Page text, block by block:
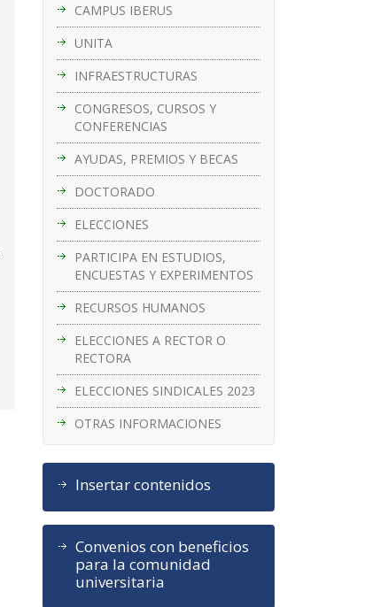
CAMPUS IBERUS
UNITA
INFRAESTRUCTURAS
CONGRESOS, CURSOS Y
CONFERENCIAS
AYUDAS, PREMIOS Y BECAS
DOCTORADO
ELECCIONES
PARTICIPA EN ESTUDIOS,
ENCUESTAS Y EXPERIMENTOS
RECURSOS HUMANOS
ELECCIONES A RECTOR O
RECTORA
ELECCIONES SINDICALES 2023
OTRAS INFORMACIONES
Insertar contenidos
Convenios con beneficios
para la comunidad
universitaria